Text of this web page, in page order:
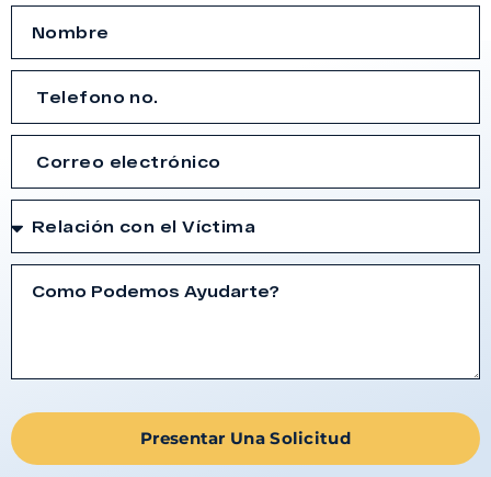
Presentar Una Solicitud